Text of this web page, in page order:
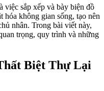
việc sắp xếp và bày biện đồ
hóa không gian sống, tạo nên
nhân. Trong bài viết này,
trọng, quy trình và những
Biệt Thự Lại